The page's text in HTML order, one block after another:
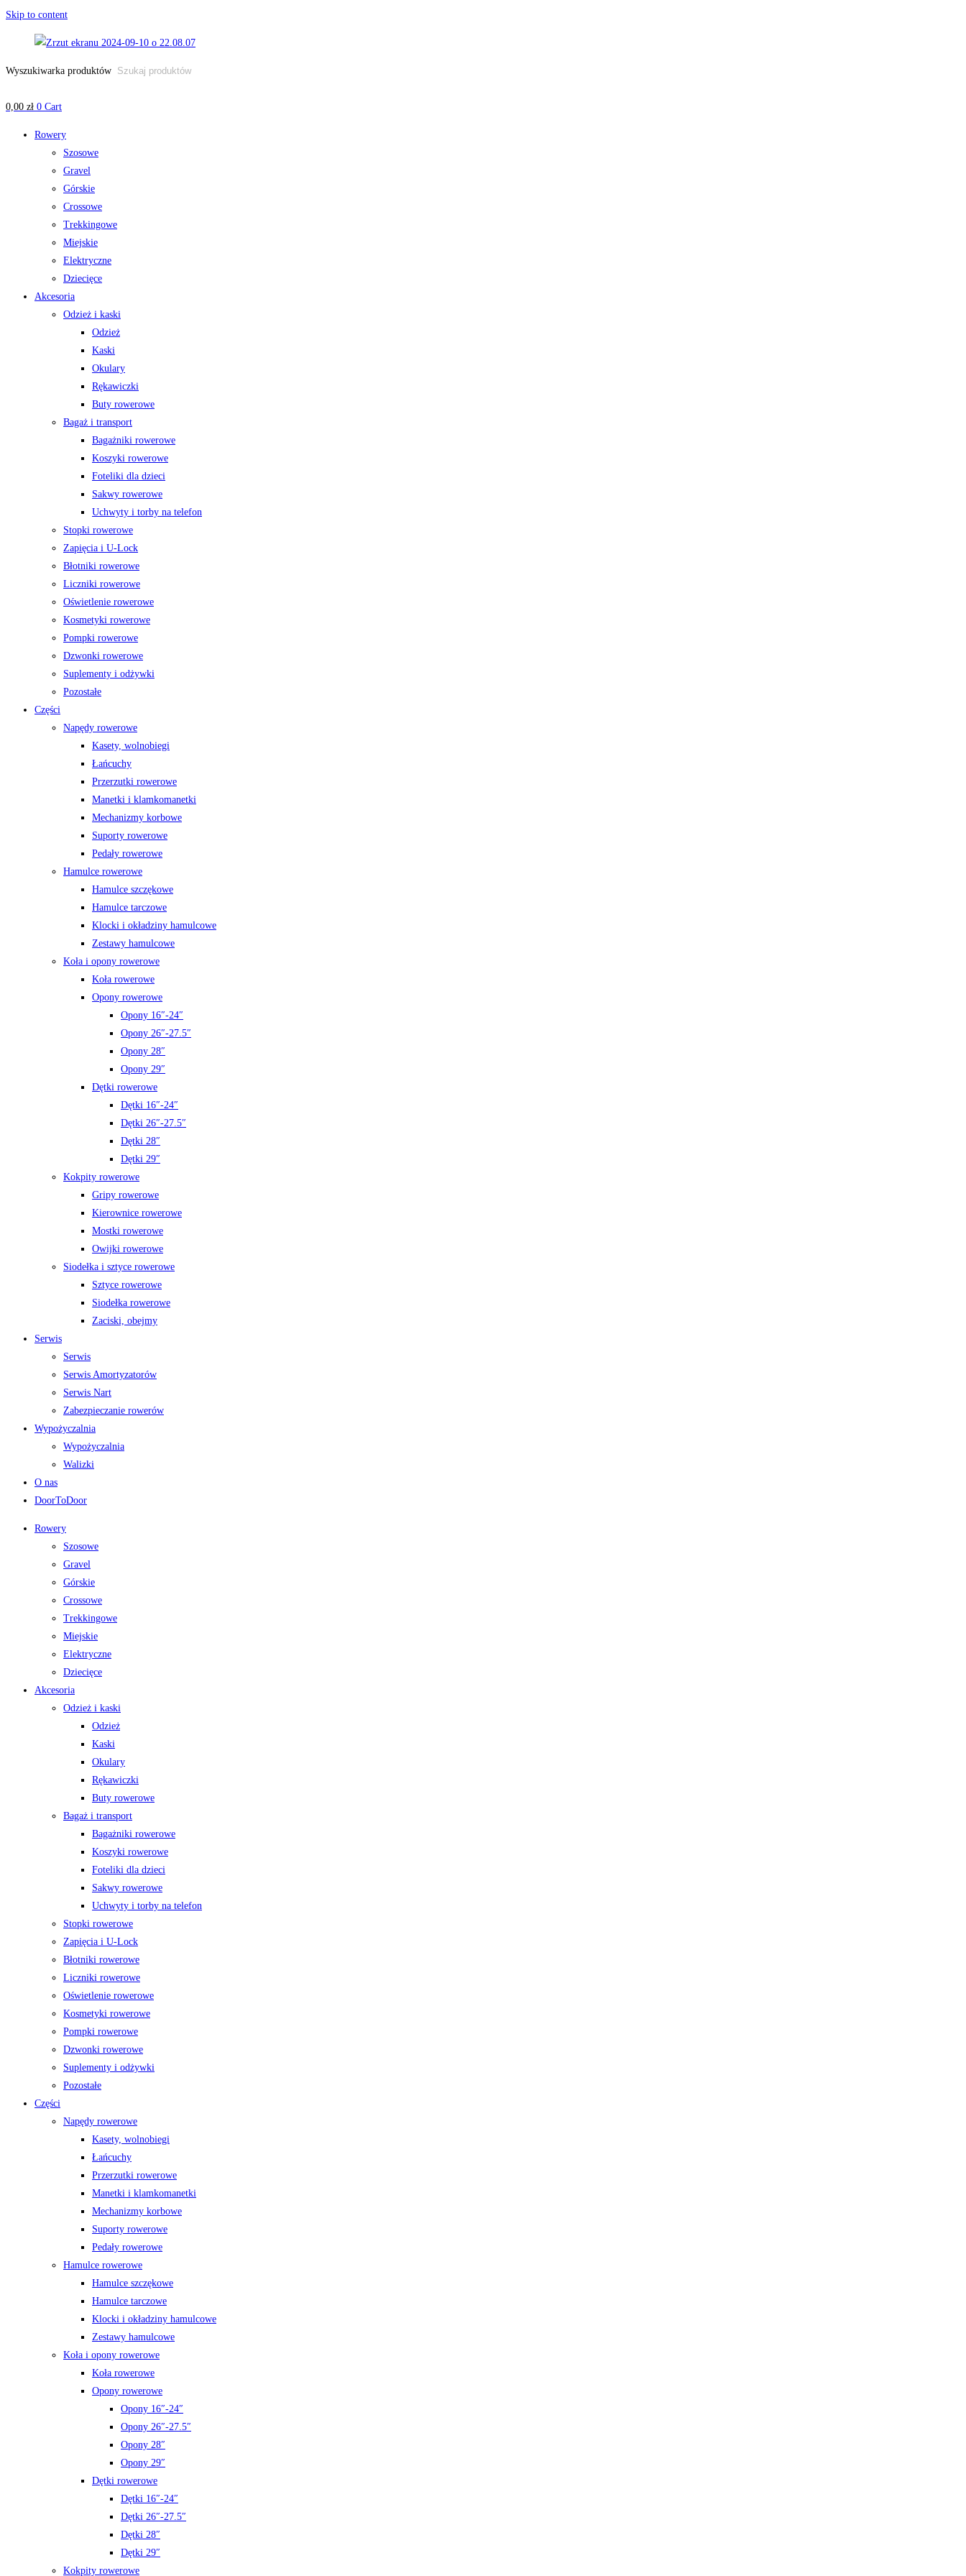
Skip to content
Wyszukiwarka produktów
0,00 zł 0 Cart
Rowery
Szosowe
Gravel
Górskie
Crossowe
Trekkingowe
Miejskie
Elektryczne
Dziecięce
Akcesoria
Odzież i kaski
Odzież
Kaski
Okulary
Rękawiczki
Buty rowerowe
Bagaż i transport
Bagażniki rowerowe
Koszyki rowerowe
Foteliki dla dzieci
Sakwy rowerowe
Uchwyty i torby na telefon
Stopki rowerowe
Zapięcia i U-Lock
Błotniki rowerowe
Liczniki rowerowe
Oświetlenie rowerowe
Kosmetyki rowerowe
Pompki rowerowe
Dzwonki rowerowe
Suplementy i odżywki
Pozostałe
Części
Napędy rowerowe
Kasety, wolnobiegi
Łańcuchy
Przerzutki rowerowe
Manetki i klamkomanetki
Mechanizmy korbowe
Suporty rowerowe
Pedały rowerowe
Hamulce rowerowe
Hamulce szczękowe
Hamulce tarczowe
Klocki i okładziny hamulcowe
Zestawy hamulcowe
Koła i opony rowerowe
Koła rowerowe
Opony rowerowe
Opony 16″-24″
Opony 26″-27.5″
Opony 28″
Opony 29″
Dętki rowerowe
Dętki 16″-24″
Dętki 26″-27.5″
Dętki 28″
Dętki 29″
Kokpity rowerowe
Gripy rowerowe
Kierownice rowerowe
Mostki rowerowe
Owijki rowerowe
Siodełka i sztyce rowerowe
Sztyce rowerowe
Siodełka rowerowe
Zaciski, obejmy
Serwis
Serwis
Serwis Amortyzatorów
Serwis Nart
Zabezpieczanie rowerów
Wypożyczalnia
Wypożyczalnia
Walizki
O nas
DoorToDoor
Rowery
Szosowe
Gravel
Górskie
Crossowe
Trekkingowe
Miejskie
Elektryczne
Dziecięce
Akcesoria
Odzież i kaski
Odzież
Kaski
Okulary
Rękawiczki
Buty rowerowe
Bagaż i transport
Bagażniki rowerowe
Koszyki rowerowe
Foteliki dla dzieci
Sakwy rowerowe
Uchwyty i torby na telefon
Stopki rowerowe
Zapięcia i U-Lock
Błotniki rowerowe
Liczniki rowerowe
Oświetlenie rowerowe
Kosmetyki rowerowe
Pompki rowerowe
Dzwonki rowerowe
Suplementy i odżywki
Pozostałe
Części
Napędy rowerowe
Kasety, wolnobiegi
Łańcuchy
Przerzutki rowerowe
Manetki i klamkomanetki
Mechanizmy korbowe
Suporty rowerowe
Pedały rowerowe
Hamulce rowerowe
Hamulce szczękowe
Hamulce tarczowe
Klocki i okładziny hamulcowe
Zestawy hamulcowe
Koła i opony rowerowe
Koła rowerowe
Opony rowerowe
Opony 16″-24″
Opony 26″-27.5″
Opony 28″
Opony 29″
Dętki rowerowe
Dętki 16″-24″
Dętki 26″-27.5″
Dętki 28″
Dętki 29″
Kokpity rowerowe